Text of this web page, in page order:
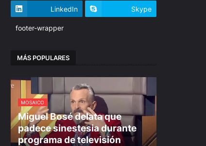
LinkedIn Skype
footer-wrapper
MÁS POPULARES
MOSAICO
Miguel Bosé delata que
padece sinestesia durante
programa de televisión